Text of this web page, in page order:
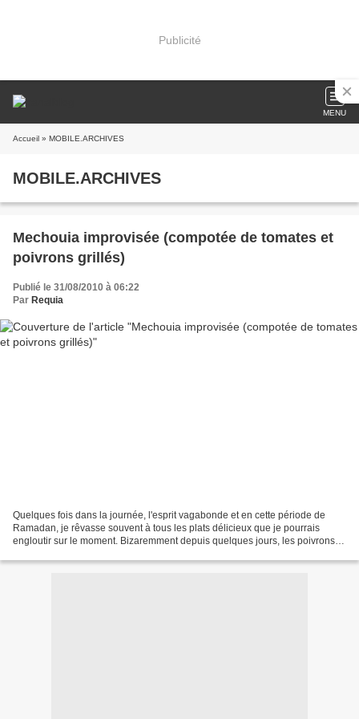
Publicité
MENU
Accueil » MOBILE.ARCHIVES
MOBILE.ARCHIVES
Mechouia improvisée (compotée de tomates et
poivrons grillés)
Publié le 31/08/2010 à 06:22
Par Requia
Quelques fois dans la journée, l'esprit vagabonde et en cette période de
Ramadan, je rêvasse souvent à tous les plats délicieux que je pourrais
engloutir sur le moment. Bizaremment depuis quelques jours, les poivrons